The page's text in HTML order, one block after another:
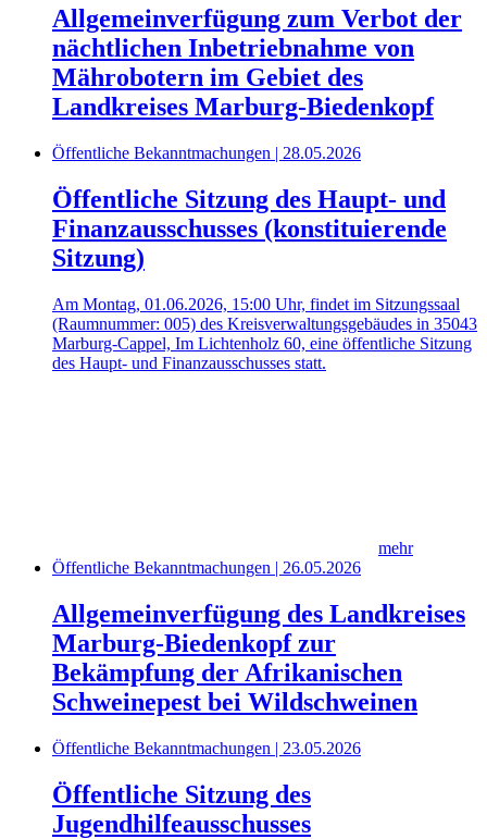
Allgemeinverfügung zum Verbot der
nächtlichen Inbetriebnahme von
Mährobotern im Gebiet des
Landkreises Marburg-Biedenkopf
Öffentliche Bekanntmachungen | 28.05.2026
Öffentliche Sitzung des Haupt- und
Finanzausschusses (konstituierende
Sitzung)
Am Montag, 01.06.2026, 15:00 Uhr, findet im Sitzungssaal
(Raumnummer: 005) des Kreisverwaltungsgebäudes in 35043
Marburg-Cappel, Im Lichtenholz 60, eine öffentliche Sitzung
des Haupt- und Finanzausschusses statt.
mehr
Öffentliche Bekanntmachungen | 26.05.2026
Allgemeinverfügung des Landkreises
Marburg-Biedenkopf zur
Bekämpfung der Afrikanischen
Schweinepest bei Wildschweinen
Öffentliche Bekanntmachungen | 23.05.2026
Öffentliche Sitzung des
Jugendhilfeausschusses